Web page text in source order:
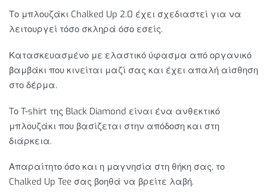
Το μπλουζάκι Chalked Up 2.0 έχει σχεδιαστεί για να
λειτουργεί τόσο σκληρά όσο εσείς.
Κατασκευασμένο με ελαστικό ύφασμα από οργανικό
βαμβάκι που κινείται μαζί σας και έχει απαλή αίσθηση
στο δέρμα.
Tο T-shirt της Black Diamond είναι ένα ανθεκτικό
μπλουζάκι που βασίζεται στην απόδοση και στη
διάρκεια.
Απαραίτητο όσο και η μαγνησία στη θήκη σας, το
Chalked Up Tee σας βοηθά να βρείτε λαβή.